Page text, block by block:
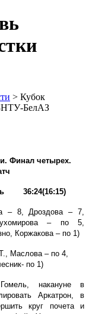
> Кубок
БНТУ-БелАЗ
Финал четырех.
36:24(16:15)
– 8, Дроздова – 7,
– по 5,
Коржакова – по 1)
Маслова – по 4,
по 1)
накануне в
Аркатрон, в
круг почета и